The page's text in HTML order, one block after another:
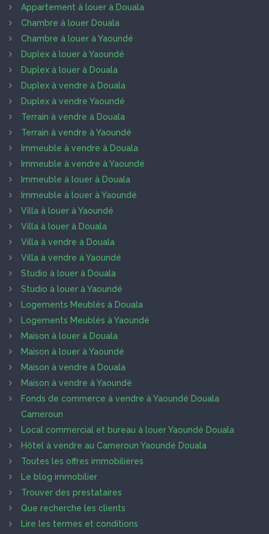
Appartement à louer à Douala
Chambre à louer Douala
Chambre à louer à Yaoundé
Duplex à louer à Yaoundé
Duplex à louer à Douala
Duplex à vendre à Douala
Duplex à vendre Yaoundé
Terrain à vendre à Douala
Terrain à vendre à Yaoundé
Immeuble à vendre à Douala
Immeuble à vendre à Yaoundé
Immeuble à louer à Douala
Immeuble à louer à Yaoundé
Villa à louer à Yaoundé
Villa à louer à Douala
Villa à vendre à Douala
Villa à vendre à Yaoundé
Studio à louer à Douala
Studio à louer à Yaoundé
Logements Meublés à Douala
Logements Meublés à Yaoundé
Maison à louer à Douala
Maison à louer à Yaoundé
Maison à vendre à Douala
Maison à vendre à Yaoundé
Fonds de commerce à vendre à Yaoundé Douala
Cameroun
Local commercial et bureau à louer Yaoundé Douala
Hôtel à vendre au Cameroun Yaoundé Douala
Toutes les offres immobilières
Le blog immobilier
Trouver des prestataires
Que recherche les clients
Lire les termes et conditions